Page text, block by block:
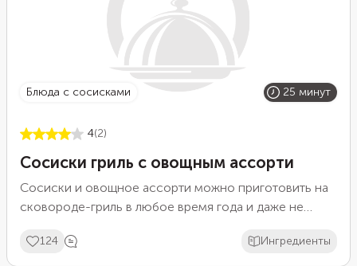
блюда с сосисками 25 минут
4(2)
Сосиски гриль с овощным ассорти
Сосиски и овощное ассорти можно приготовить на
сковороде-гриль в любое время года и даже не
уступающее по вкусу приготовленным на открытом
124 Ингредиенты